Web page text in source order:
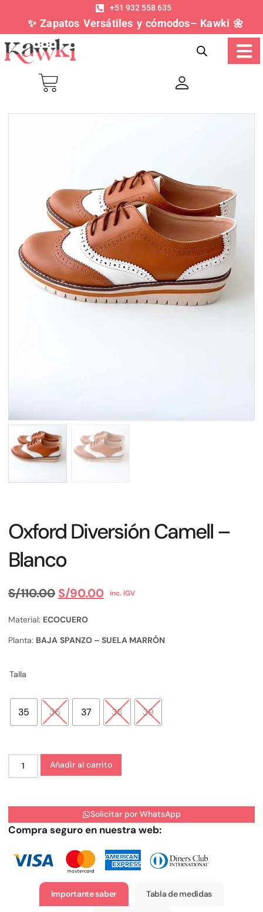
+51 932 558 635
✨ Zapatos Versátiles y cómodos– Kawki 🌼
Oxford Diversión Camell –
Blanco
S/110.00 S/90.00 inc. IGV
Material: ECOCUERO
Planta: BAJA SPANZO – SUELA MARRÓN
Talla
35 36 37 38 39
Añadir al carrito
Solicitar por WhatsApp
Compra seguro en nuestra web:
Importante saber Tabla de medidas